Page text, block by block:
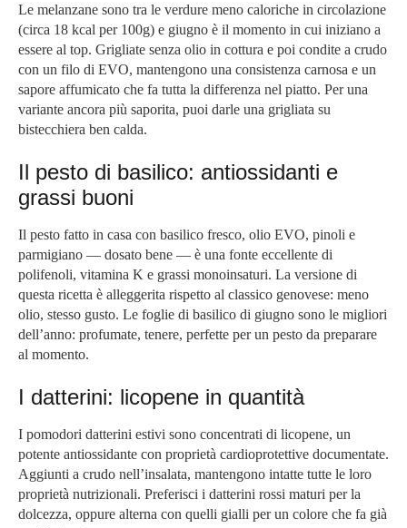
Le melanzane sono tra le verdure meno caloriche in circolazione
(circa 18 kcal per 100g) e giugno è il momento in cui iniziano a
essere al top. Grigliate senza olio in cottura e poi condite a crudo
con un filo di EVO, mantengono una consistenza carnosa e un
sapore affumicato che fa tutta la differenza nel piatto. Per una
variante ancora più saporita, puoi darle una grigliata su
bistecchiera ben calda.
Il pesto di basilico: antiossidanti e
grassi buoni
Il pesto fatto in casa con basilico fresco, olio EVO, pinoli e
parmigiano — dosato bene — è una fonte eccellente di
polifenoli, vitamina K e grassi monoinsaturi. La versione di
questa ricetta è alleggerita rispetto al classico genovese: meno
olio, stesso gusto. Le foglie di basilico di giugno sono le migliori
dell’anno: profumate, tenere, perfette per un pesto da preparare
al momento.
I datterini: licopene in quantità
I pomodori datterini estivi sono concentrati di licopene, un
potente antiossidante con proprietà cardioprotettive documentate.
Aggiunti a crudo nell’insalata, mantengono intatte tutte le loro
proprietà nutrizionali. Preferisci i datterini rossi maturi per la
dolcezza, oppure alterna con quelli gialli per un colore che fa già